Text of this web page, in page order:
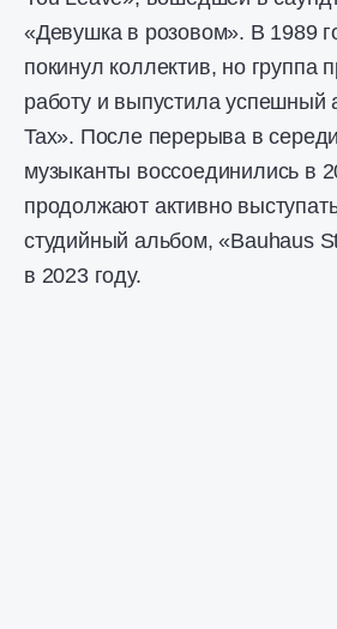
«Девушка в розовом». В 1989
покинул коллектив, но группа
работу и выпустила успешный
Tax». После перерыва в
музыканты воссоединились в
продолжают активно
студийный альбом, «Bauhaus
в 2023 году.